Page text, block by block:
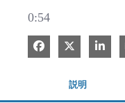
0:54
Facebook で共有
Xで共有
説明